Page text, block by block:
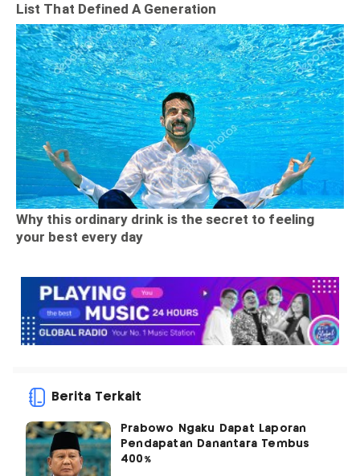
Berita Terkait
Prabowo Ngaku Dapat Laporan
Pendapatan Danantara Tembus
400%